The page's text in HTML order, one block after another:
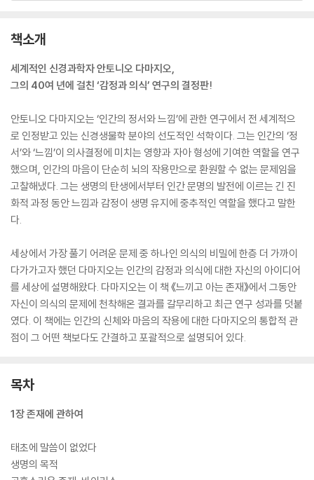
책소개
세계적인 신경과학자 안토니오 다마지오,
그의 40여 년에 걸친 ‘감정과 의식’ 연구의 결정판!
안토니오 다마지오는 ‘인간의 정서와 느낌’에 관한 연구에서 전 세계적으
로 인정받고 있는 신경생물학 분야의 선도적인 석학이다. 그는 인간의 ‘정
서’와 ‘느낌’이 의사결정에 미치는 영향과 자아 형성에 기여한 역할을 연구
했으며, 인간의 마음이 단순히 뇌의 작용만으로 환원할 수 없는 문제임을
고찰해냈다. 그는 생명의 탄생에서부터 인간 문명의 발전에 이르는 긴 진
화적 과정 동안 느낌과 감정이 생명 유지에 중추적인 역할을 했다고 말한
다.
세상에서 가장 풀기 어려운 문제 중 하나인 의식의 비밀에 한층 더 가까이
다가가고자 했던 다마지오는 인간의 감정과 의식에 대한 자신의 아이디어
를 세상에 설명해왔다. 다마지오는 이 책 《느끼고 아는 존재》에서 그동안
자신이 의식의 문제에 천착해온 결과를 갈무리하고 최근 연구 성과를 덧붙
였다. 이 책에는 인간의 신체와 마음의 작용에 대한 다마지오의 통합적 관
점이 그 어떤 책보다도 간결하고 포괄적으로 설명되어 있다.
목차
1장 존재에 관하여
태초에 말씀이 없었다
생명의 목적